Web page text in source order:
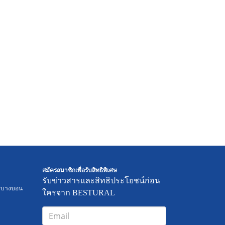
บางบอน
สมัครสมาชิกเพื่อรับสิทธิพิเศษ
รับข่าวสารและสิทธิประโยชน์ก่อน
ใครจาก BESTURAL